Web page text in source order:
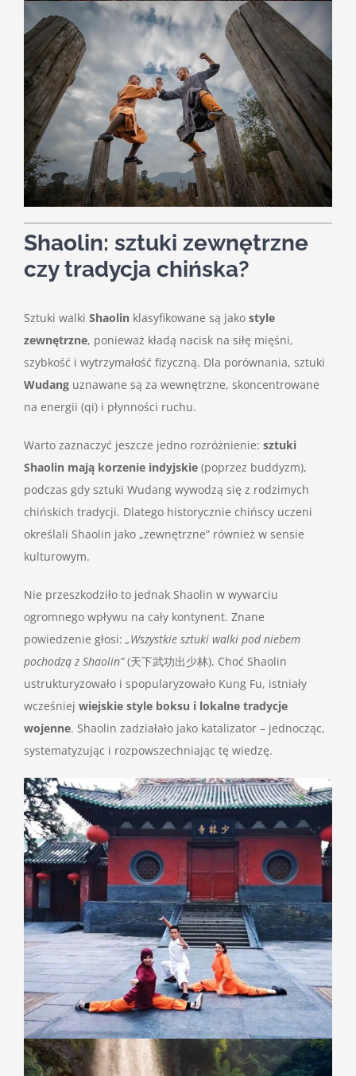
Shaolin: sztuki zewnętrzne
czy tradycja chińska?
Sztuki walki Shaolin klasyfikowane są jako style
zewnętrzne, ponieważ kładą nacisk na siłę mięśni,
szybkość i wytrzymałość fizyczną. Dla porównania, sztuki
Wudanguznawane są za wewnętrzne, skoncentrowane
na energii (qi) i płynności ruchu.
Warto zaznaczyć jeszcze jedno rozróżnienie: sztuki
Shaolin mają korzenie indyjskie(poprzez buddyzm),
podczas gdy sztuki Wudang wywodzą się z rodzimych
chińskich tradycji. Dlatego historycznie chińscy uczeni
określali Shaolin jako „zewnętrzne” również w sensie
kulturowym.
Nie przeszkodziło to jednak Shaolin w wywarciu
ogromnego wpływu na cały kontynent. Znane
powiedzenie głosi: „Wszystkie sztuki walki pod niebem
pochodzą z Shaolin”(天下武功出少林). Choć Shaolin
ustrukturyzowało i spopularyzowało Kung Fu, istniały
wcześniej wiejskie style boksu i lokalne tradycje
wojenne. Shaolin zadziałało jako katalizator – jednocząc,
systematyzując i rozpowszechniając tę wiedzę.